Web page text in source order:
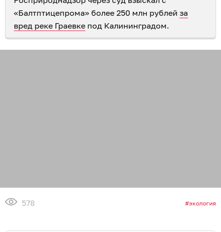
«Балтптицепрома» более 250 млн рублей за
вред реке Граевке под Калининградом.
578 экология